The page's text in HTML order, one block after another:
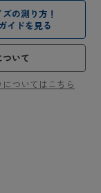
の測り方！
イドを見る
いて
ついてはこちら